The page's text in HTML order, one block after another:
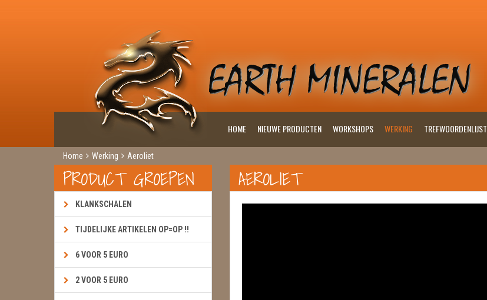
HOME NIEUWE PRODUCTEN WORKSHOPS WERKING TREFWOORDENLIJST
Home Werking Aeroliet
PRODUCT GROEPEN
KLANKSCHALEN
TIJDELIJKE ARTIKELEN OP=OP !!
6 VOOR 5 EURO
2 VOOR 5 EURO
AEROLIET